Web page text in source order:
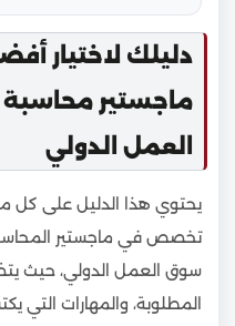
دليلك لاختيار
ماجستير
العمل الدولي
يحتوي هذا الدليل على كل
تخصص في ماجستير
سوق العمل الدولي، حيث
المطلوبة، والمهارات